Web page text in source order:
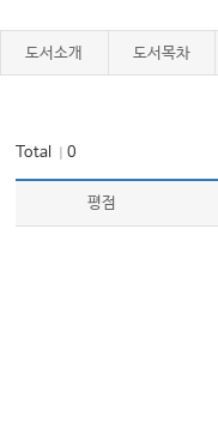
도서소개 도서목차
Total ｜0
평점